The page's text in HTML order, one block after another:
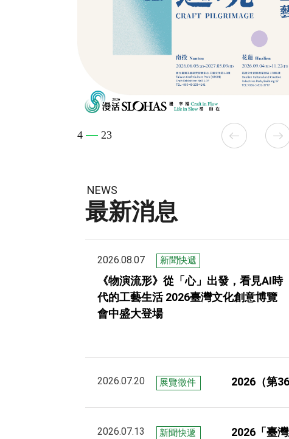
4 23
NEWS
最新消息
2026.08.07 新聞快遞
《物演流形》從「心」出發，看見AI時
代的工藝生活 2026臺灣文化創意博覽
會中盛大登場
2026.07.20 展覽徵件 2026（第
2026.07.13 新聞快遞 2026「臺